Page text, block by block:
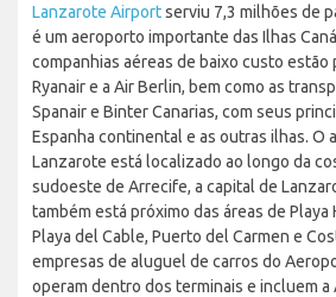
Lanzarote Airportserviu 7,3 milhões de
é um aeroporto importante das Ilhas
companhias aéreas de baixo custo estão
Ryanair e a Air Berlin, bem como as
Spanair e Binter Canarias, com seus
Espanha continental e as outras ilhas. O
Lanzarote está localizado ao longo da
sudoeste de Arrecife, a capital de
também está próximo das áreas de Playa
Playa del Cable, Puerto del Carmen e
empresas de aluguel de carros do
operam dentro dos terminais e incluem a